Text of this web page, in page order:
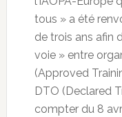
tous » a été
de trois ans afin
voie » entre
(Approved
DTO (Declared
compter du 8